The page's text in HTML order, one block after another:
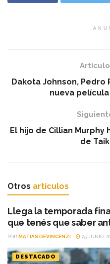
Dakota Johnson, Pedro
nueva
El hijo de Cillian
de
Otros artículos
Llega la temporada
que tenés que saber
POR MATIAS DEVINCENZI 25 JUNIO,
DESTACADO